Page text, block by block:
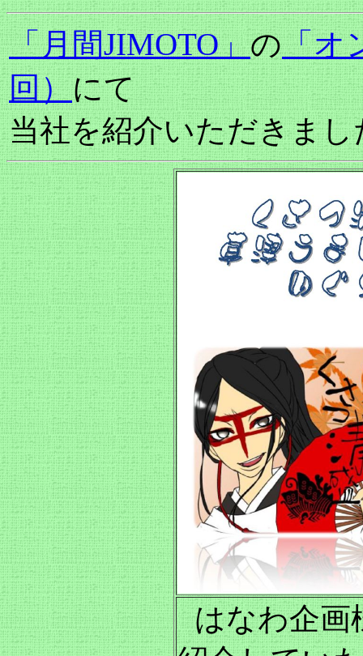
「月間JIMOTO」の「オ
回）にて
当社を紹介いただきまし
はなわ企画